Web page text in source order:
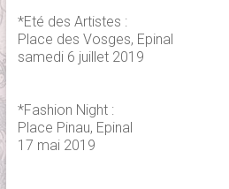
*Eté des Artistes :
Place des Vosges, Epinal
samedi 6 juillet 2019
*Fashion Night :
Place Pinau, Epinal
17 mai 2019